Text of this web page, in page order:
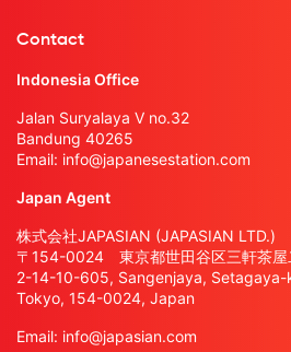
Contact
Indonesia Office
Jalan Suryalaya V no.32
Bandung 40265
Email: info@japanesestation.com
Japan Agent
株式会社JAPASIAN (JAPASIAN LTD.)
〒154-0024 東京都世田谷区三軒茶
2-14-10-605, Sangenjaya, Setagaya-
Tokyo, 154-0024, Japan
Email: info@japasian.com